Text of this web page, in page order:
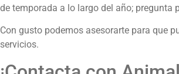
de temporada a lo largo del año; pregunta
Con gusto podemos asesorarte para que
servicios.